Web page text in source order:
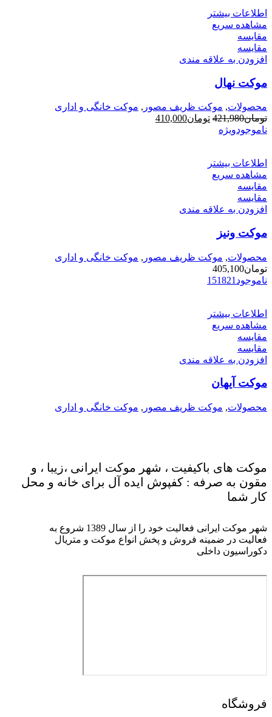
اطلاعات بیشتر
مشاهده سریع
مقایسه
مقایسه
افزودن به علاقه مندی
موکت نهال
محصولات, موکت ظریف مصور , موکت خانگی و اداری
تومان421,980 قیمت
تومان410,000قیمت
ناموجودویژه
اطلاعات بیشتر
مشاهده سریع
مقایسه
مقایسه
افزودن به علاقه مندی
موکت ونیز
محصولات, موکت ظریف مصور , موکت خانگی و اداری
تومان405,100
ناموجود
151821
اطلاعات بیشتر
مشاهده سریع
مقایسه
مقایسه
افزودن به علاقه مندی
موکت آیهان
محصولات, موکت ظریف مصور , موکت خانگی و اداری
موکت های باکیفیت ، شهر موکت ایرانی ،زیبا ، و
مقون به صرفه : کفپوش ایده آل برای خانه و محل
کار شما
شهر موکت ایرانی فعالیت خود را از سال 1389 شروع به
فعالیت در ضمینه فروش و پخش انواع موکت و متریال
دکوراسیون داخلی
فروشگاه